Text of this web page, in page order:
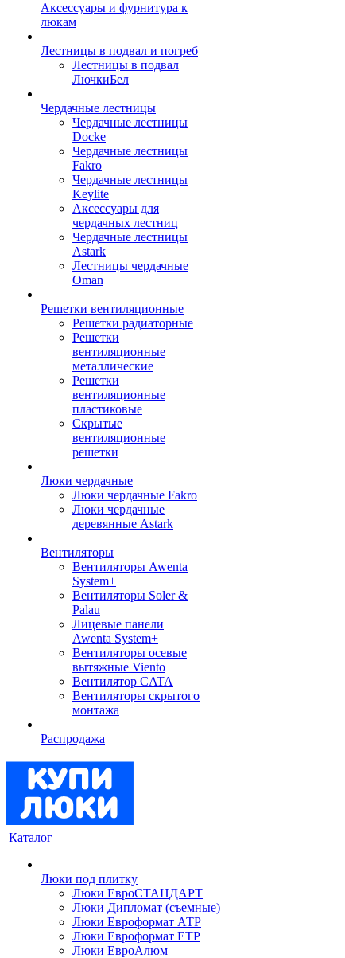
Аксессуары и фурнитура к
люкам
Лестницы в подвал и погреб
Лестницы в подвал
ЛючкиБел
Чердачные лестницы
Чердачные лестницы
Docke
Чердачные лестницы
Fakro
Чердачные лестницы
Keylite
Аксессуары для
чердачных лестниц
Чердачные лестницы
Astark
Лестницы чердачные
Oman
Решетки вентиляционные
Решетки радиаторные
Решетки
вентиляционные
металлические
Решетки
вентиляционные
пластиковые
Скрытые
вентиляционные
решетки
Люки чердачные
Люки чердачные Fakro
Люки чердачные
деревянные Astark
Вентиляторы
Вентиляторы Awenta
System+
Вентиляторы Soler &
Palau
Лицевые панели
Awenta System+
Вентиляторы осевые
вытяжные Viento
Вентилятор CATA
Вентиляторы скрытого
монтажа
Распродажа
Каталог
Люки под плитку
Люки ЕвроСТАНДАРТ
Люки Дипломат (съемные)
Люки Евроформат АТР
Люки Евроформат ЕТР
Люки ЕвроАлюм